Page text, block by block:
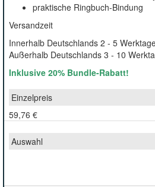
praktische Ringbuch-Bindung
Versandzeit
Innerhalb Deutschlands 2 - 5
Außerhalb Deutschlands 3 - 10
Inklusive 20% Bundle-Rabatt!
59,76 €